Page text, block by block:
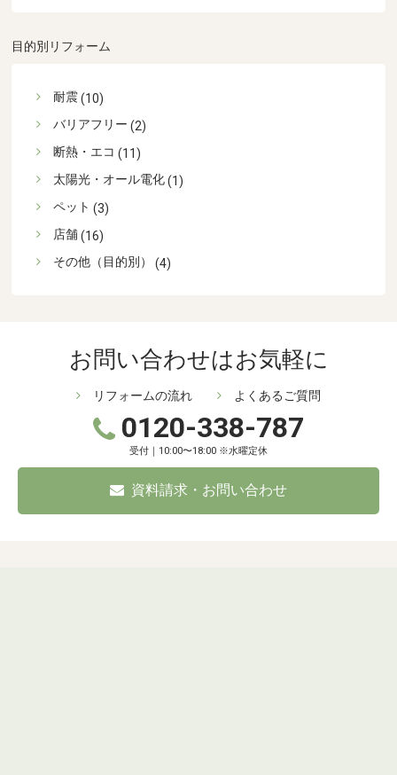
目的別リフォーム
耐震(10)
バリアフリー (2)
断熱・エコ (11)
太陽光・オール電化(1)
ペット (3)
店舗(16)
その他（目的別）
(4)
お問い合わせはお気軽に
リフォームの流れ よくあるご質問
0120-338-787
受付｜10:00〜18:00 ※水曜定休
資料請求・お問い合わせ